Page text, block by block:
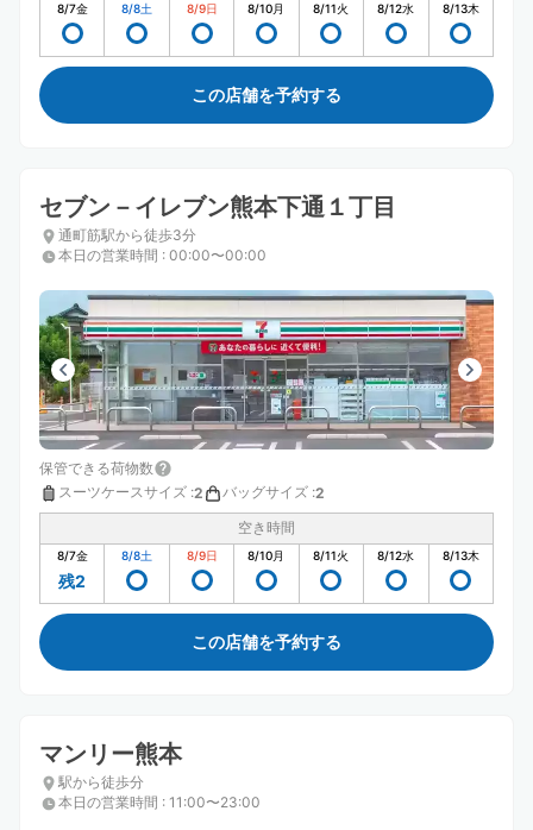
8/7金 8/8土 8/9日 8/10月 8/11火 8/12水 8/13木
この店舗を予約する
セブン－イレブン熊本下通１丁目
通町筋駅から徒歩3分
本日の営業時間 : 00:00〜00:00
保管できる荷物数
スーツケースサイズ :2 バッグサイズ :2
空き時間
8/7金
残2
8/8土 8/9日 8/10月 8/11火 8/12水 8/13木
この店舗を予約する
マンリー熊本
駅から徒歩分
本日の営業時間 : 11:00〜23:00